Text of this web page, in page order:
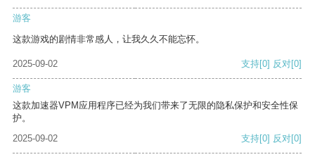
游客
这款游戏的剧情非常感人，让我久久不能忘怀。
2025-09-02 支持[0] 反对[0]
游客
这款加速器VPM应用程序已经为我们带来了无限的隐私保护和安全性保
护。
2025-09-02
支持[0] 反对[0]